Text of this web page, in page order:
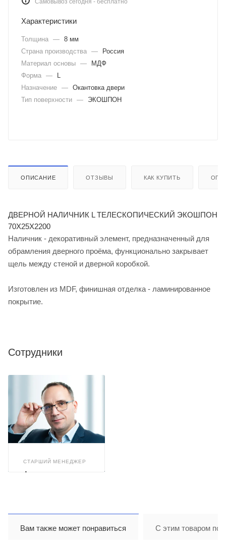
Самовывоз сегодня - бесплатно
Характеристики
Толщина — 8 мм
Страна производства —
Россия
Материал основы —
МДФ
Форма —
L
Назначение — Окантовка двери
Тип поверхности — ЭКОШПОН
ОПИСАНИЕ ОТЗЫВЫ КАК КУПИТЬ
ДВЕРНОЙ НАЛИЧНИК L ТЕЛЕСКОПИЧЕСКИЙ ЭКОШПОН
70Х25Х2200
Наличник - декоративный элемент, предназначенный для
обрамления дверного проёма, функционально закрывает
щель между стеной и дверной коробкой.
Изготовлен из MDF, финишная отделка - ламинированное
покрытие.
Сотрудники
СТАРШИЙ МЕНЕДЖЕР
Александр
Вам также может понравиться С этим товаром